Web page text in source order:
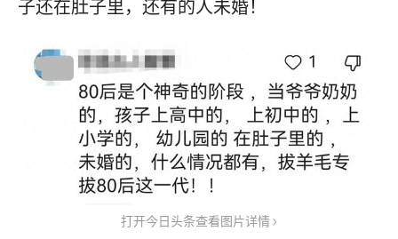
子还在肚子里，还有的人未婚！
打开今日头条查看图片详情